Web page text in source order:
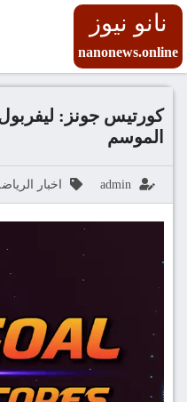
نانو نيوز
nanonews.online
كورتيس جونز:
الموسم
admin اخبار